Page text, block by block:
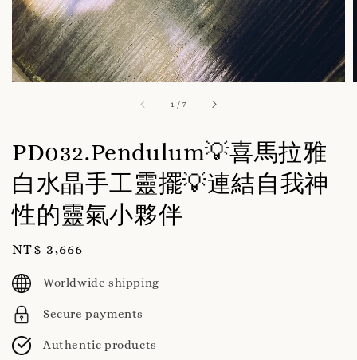
1 /7
PD032.Pendulum💡喜馬拉雅
白水晶手工靈擺💡連結自我神
性的靈氣小夥伴
Regular
price
NT$ 3,666
Worldwide shipping
Secure payments
Authentic products